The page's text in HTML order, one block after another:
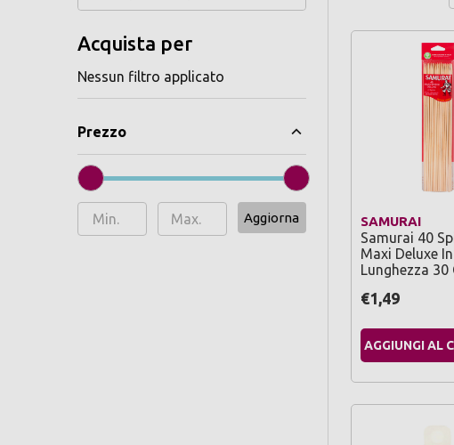
Acquista per
Nessun filtro applicato
Prezzo
Aggiorna SAMURAI
Samurai 40
Maxi Deluxe
Lunghezza 30
€1,49
AGGIUNGI AL